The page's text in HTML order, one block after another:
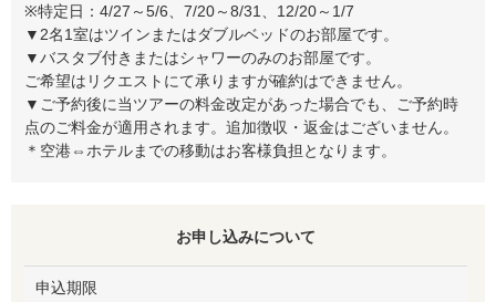
※特定日：4/27～5/6、7/20～8/31、12/20～1/7
▼2名1室はツインまたはダブルベッドのお部屋です。
▼バスタブ付きまたはシャワーのみのお部屋です。
ご希望はリクエストにて承りますが確約はできません。
▼ご予約後に当ツアーの料金改定があった場合でも、ご予約時
点のご料金が適用されます。追加徴収・返金はございません。
＊空港⇔ホテルまでの移動はお客様負担となります。
お申し込みについて
申込期限